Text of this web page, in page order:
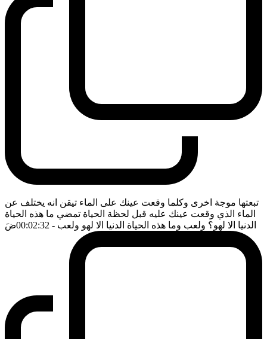
تبعتها موجة اخرى وكلما وقعت عينك على الماء تيقن انه يختلف عن
الماء الذي وقعت عينك عليه قبل لحظة الحياة تمضي ما هذه الحياة
الدنيا الا لهو؟ ولعب وما هذه الحياة الدنيا الا لهو ولعب - 00:02:32 ضَ